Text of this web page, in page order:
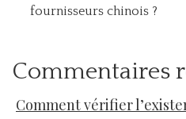
fournisseurs chinois ?
Commentaires
Comment vérifier